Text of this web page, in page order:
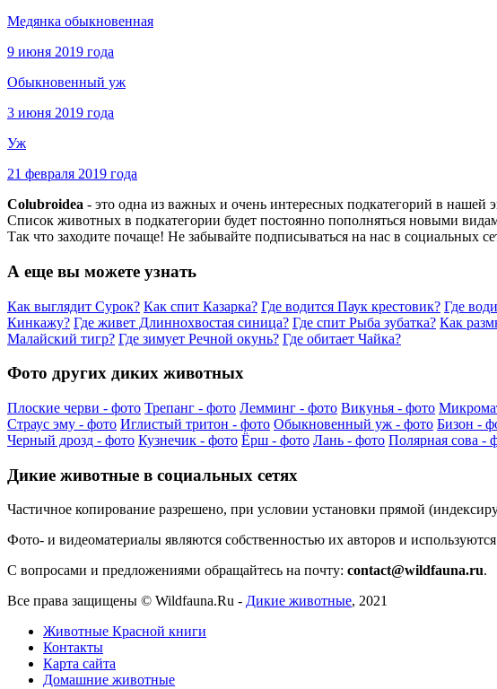
Медянка обыкновенная
9 июня 2019 года
Обыкновенный уж
3 июня 2019 года
Уж
21 февраля 2019 года
Colubroidea - это одна из важных и очень интересных подкатегорий в
Список животных в подкатегории будет постоянно пополняться новыми
Так что заходите почаще! Не забывайте подписываться на нас в социальных
А еще вы можете узнать
Как выглядит Сурок? Как спит Казарка? Где водится Паук крестовик? Где
Кинкажу? Где живет Длиннохвостая синица? Где спит Рыба зубатка? Как
Малайский тигр? Где зимует Речной окунь? Где обитает Чайка?
Фото других диких животных
Плоские черви - фото Трепанг - фото Лемминг - фото Викунья - фото
Страус эму - фото Иглистый тритон - фото Обыкновенный уж - фото Бизон -
Черный дрозд - фото Кузнечик - фото Ёрш - фото Лань - фото Полярная сова -
Дикие животные в социальных сетях
Частичное копирование разрешено, при условии установки прямой
Фото- и видеоматериалы являются собственностью их авторов и
С вопросами и предложениями обращайтесь на почту: contact@wildfauna.ru.
Все права защищены © Wildfauna.Ru - Дикие животные, 2021
Животные Красной книги
Контакты
Карта сайта
Домашние животные